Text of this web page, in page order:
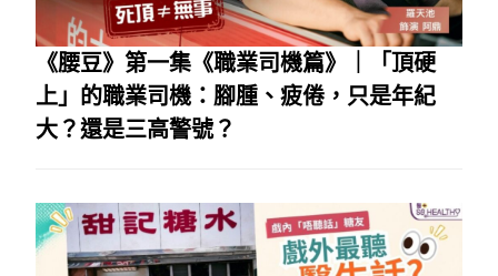
《腰豆》第一集《職業司機篇》｜「頂硬
上」的職業司機：腳腫、疲倦，只是年紀
大？還是三高警號？